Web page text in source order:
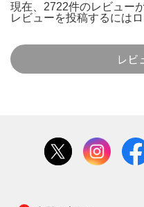
現在、2722件のレビュー
レビューを投稿するには
レビ